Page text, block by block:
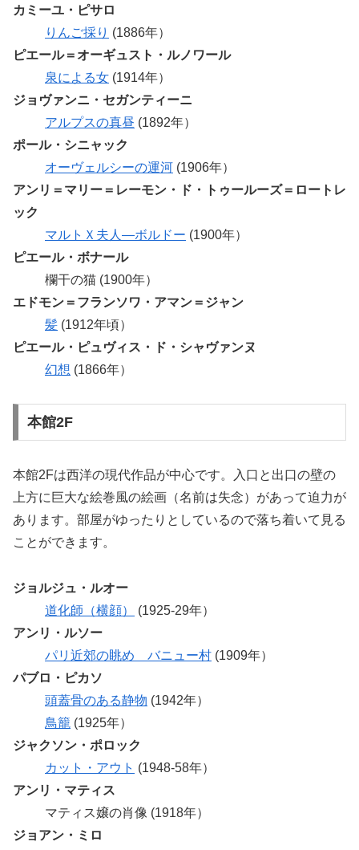
カミーユ・ピサロ
りんご採り (1886年）
ピエール＝オーギュスト・ルノワール
泉による女 (1914年）
ジョヴァンニ・セガンティーニ
アルプスの真昼 (1892年）
ポール・シニャック
オーヴェルシーの運河 (1906年）
アンリ＝マリー＝レーモン・ド・トゥールーズ＝ロートレ
ック
マルトＸ夫人―ボルドー (1900年）
ピエール・ボナール
欄干の猫 (1900年）
エドモン＝フランソワ・アマン＝ジャン
髪 (1912年頃）
ピエール・ピュヴィス・ド・シャヴァンヌ
幻想 (1866年）
本館2F
本館2Fは西洋の現代作品が中心です。入口と出口の壁の
上方に巨大な絵巻風の絵画（名前は失念）があって迫力が
あります。部屋がゆったりとしているので落ち着いて見る
ことができます。
ジョルジュ・ルオー
道化師（横顔）
(1925-29年）
アンリ・ルソー
パリ近郊の眺め バニュー村 (1909年）
パブロ・ピカソ
頭蓋骨のある静物 (1942年）
鳥籠 (1925年）
ジャクソン・ポロック
カット・アウト (1948-58年）
アンリ・マティス
マティス嬢の肖像 (1918年）
ジョアン・ミロ